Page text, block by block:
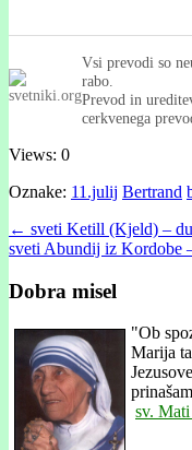
Vsi prevodi so
rabo.
Prevod in
cerkvenega
Views: 0
Oznake: 11.julij Bertrand
Post
navigation
← sveti Ketill (Kjeld) –
sveti Abundij iz Kordobe
Dobra misel
"Ob
Marija
sv.